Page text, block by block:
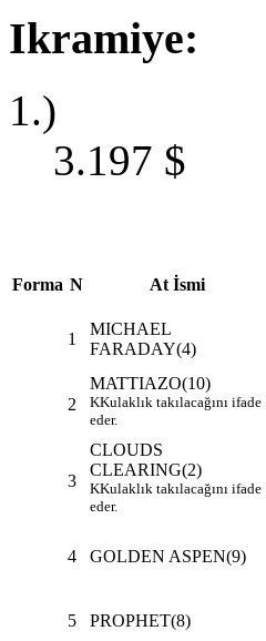
Ikramiye:
1.)
3.197 $
Forma N At İsmi
1
MICHAEL
FARADAY(4)
2
MATTIAZO(10)
KKulaklık takılacağını ifade
eder.
3
CLOUDS
CLEARING(2)
KKulaklık takılacağını ifade
eder.
4 GOLDEN ASPEN(9)
5 PROPHET(8)